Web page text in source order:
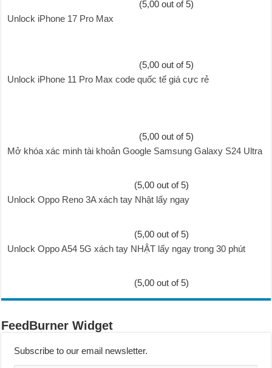
(5,00 out of 5)
Unlock iPhone 17 Pro Max
(5,00 out of 5)
Unlock iPhone 11 Pro Max code quốc tế giá cực rẻ
(5,00 out of 5)
Mở khóa xác minh tài khoản Google Samsung Galaxy S24 Ultra
(5,00 out of 5)
Unlock Oppo Reno 3A xách tay Nhật lấy ngay
(5,00 out of 5)
Unlock Oppo A54 5G xách tay NHẬT lấy ngay trong 30 phút
(5,00 out of 5)
FeedBurner Widget
Subscribe to our email newsletter.